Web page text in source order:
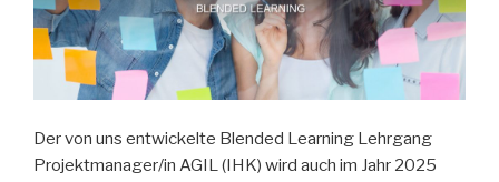
Der von uns entwickelte Blended Learning Lehrgang
Projektmanager/in AGIL (IHK) wird auch im Jahr 2025